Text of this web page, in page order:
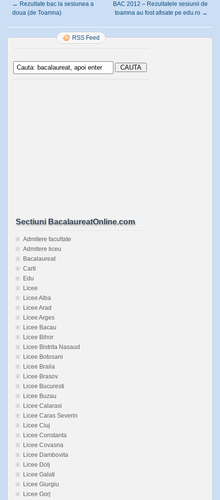
← Rezultate bac la sesiunea a
doua (de Toamna)
BAC 2012 – Rezultatele sesiunii de
toamna au fost afisate pe edu.ro →
RSS Feed
Sectiuni BacalaureatOnline.com
Admitere facultate
Admitere liceu
Bacalaureat
Carti
Edu
Licee
Licee Alba
Licee Arad
Licee Arges
Licee Bacau
Licee Bihor
Licee Bistrita Nasaud
Licee Botosani
Licee Braila
Licee Brasov
Licee Bucuresti
Licee Buzau
Licee Calarasi
Licee Caras Severin
Licee Cluj
Licee Constanta
Licee Covasna
Licee Dambovita
Licee Dolj
Licee Galati
Licee Giurgiu
Licee Gorj